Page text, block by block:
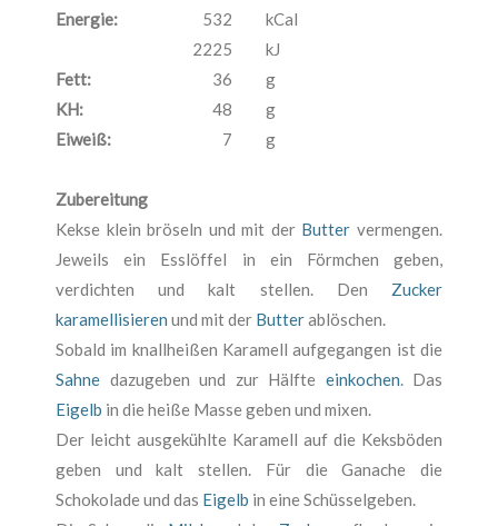
Energie: 532
kCal
2225
kJ
Fett:
36
g
KH:
48
g
Eiweiß:
7 g
Zubereitung
Kekse klein bröseln und mit der Butter vermengen.
Jeweils ein Esslöffel in ein Förmchen geben,
verdichten und kalt stellen. Den Zucker
karamellisieren und mit der Butterablöschen.
Sobald im knallheißen Karamell aufgegangen ist die
Sahne dazugeben und zur Hälfte einkochen. Das
Eigelb in die heiße Masse geben und mixen.
Der leicht ausgekühlte Karamell auf die Keksböden
geben und kalt stellen. Für die Ganache die
Schokolade und das Eigelb in eine Schüsselgeben.